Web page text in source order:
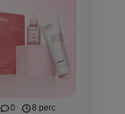
0 8 perc